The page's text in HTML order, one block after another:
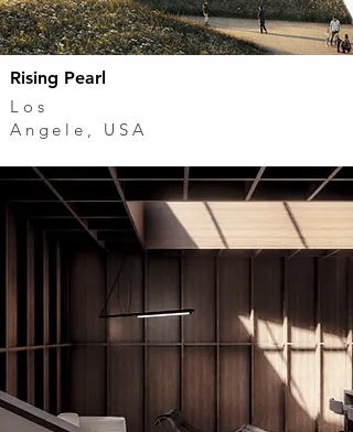
Rising Pearl
Los
Angele, USA